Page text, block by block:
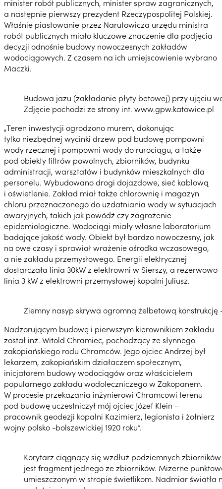
minister robót publicznych, minister spraw zagranicznych,
a następnie pierwszy prezydent Rzeczypospolitej Polskiej.
Właśnie piastowanie przez Narutowicza urzędu ministra
robót publicznych miało kluczowe znaczenie dla podjęcia
decyzji odnośnie budowy nowoczesnych zakładów
wodociągowych. Z czasem na ich umiejscowienie wybrano
Maczki.
Budowa jazu (zakładanie płyty betowej) przy ujęciu
Zdjęcie pochodzi ze strony int. www.gpw.katowice.pl
„Teren inwestycji ogrodzono murem, dokonując
tylko niezbędnej wycinki drzew pod budowę pompowni
wody rzecznej i pompowni wody do rurociągu, a także
pod obiekty filtrów powolnych, zbiorników, budynku
administracji, warsztatów i budynków mieszkalnych dla
personelu. Wybudowano drogi dojazdowe, sieć kablową
i oświetlenie. Zakład miał także chlorownię i magazyn
chloru przeznaczonego do uzdatniania wody w sytuacjach
awaryjnych, takich jak powódź czy zagrożenie
epidemiologiczne. Wodociągi miały własne laboratorium
badające jakość wody. Obiekt był bardzo nowoczesny, jak
na owe czasy i sprawiał wrażenie ośrodka wczasowego,
a nie zakładu przemysłowego. Energii elektrycznej
dostarczała linia 30kW z elektrowni w Sierszy, a rezerwowo
linia 3 kW z elektrowni przemysłowej kopalni Juliusz.
Ziemny nasyp skrywa ogromną żelbetową konstrukcję
Nadzorującym budowę i pierwszym kierownikiem zakładu
został inż. Witold Chramiec, pochodzący ze słynnego
zakopiańskiego rodu Chramców. Jego ojciec Andrzej był
lekarzem, zakopiańskim działaczem społecznym,
inicjatorem budowy wodociągów oraz właścicielem
popularnego zakładu wodoleczniczego w Zakopanem.
W procesie przekazania inżynierowi Chramcowi terenu
pod budowę uczestniczył mój ojciec Józef Klein –
pracownik geodezji kopalni Kazimierz, legionista i żołnierz
wojny polsko -bolszewickiej 1920 roku”.
Korytarz ciągnący się wzdłuż podziemnych
jest fragment jednego ze zbiorników. Mizerne
umieszczonym w stropie świetlikom. Nadmiar